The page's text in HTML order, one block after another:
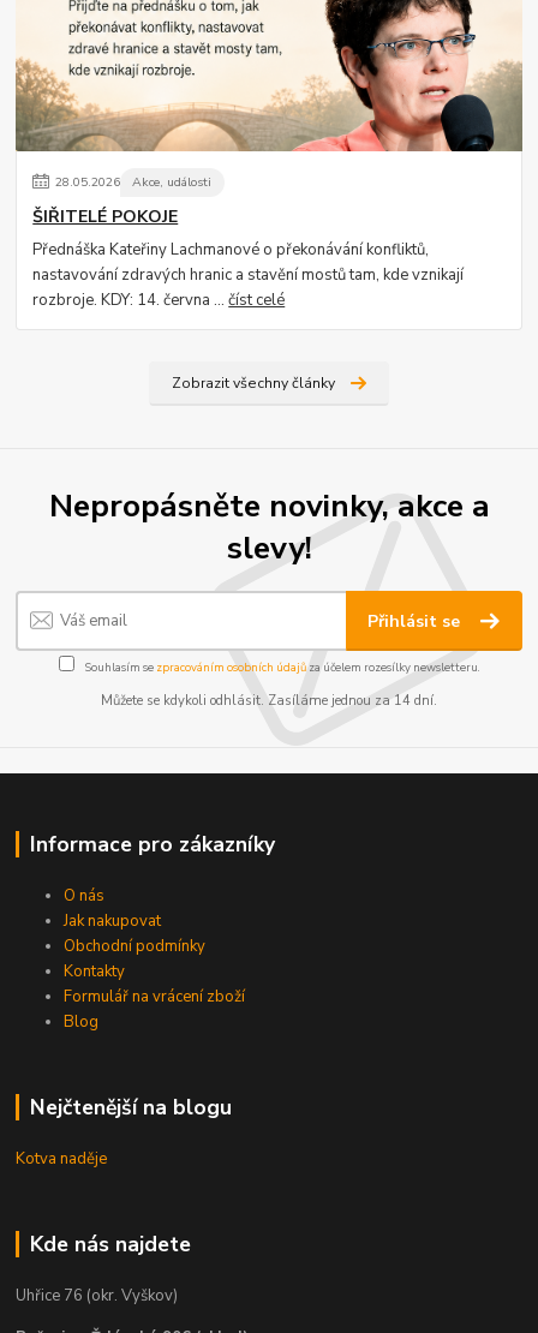
28.05.2026 Akce, události
ŠIŘITELÉ POKOJE
Přednáška Kateřiny Lachmanové o překonávání konfliktů,
nastavování zdravých hranic a stavění mostů tam, kde vznikají
rozbroje. KDY: 14. června ...číst celé
Zobrazit všechny články
Nepropásněte novinky, akce a
slevy!
Přihlásit se
Souhlasím se zpracováním osobních údajůza účelem rozesílky newsletteru.
Můžete se kdykoli odhlásit. Zasíláme jednou za 14 dní.
Informace pro zákazníky
O nás
Jak nakupovat
Obchodní podmínky
Kontakty
Formulář na vrácení zboží
Blog
Nejčtenější na blogu
Kotva naděje
Kde nás najdete
Uhřice 76 (okr. Vyškov)